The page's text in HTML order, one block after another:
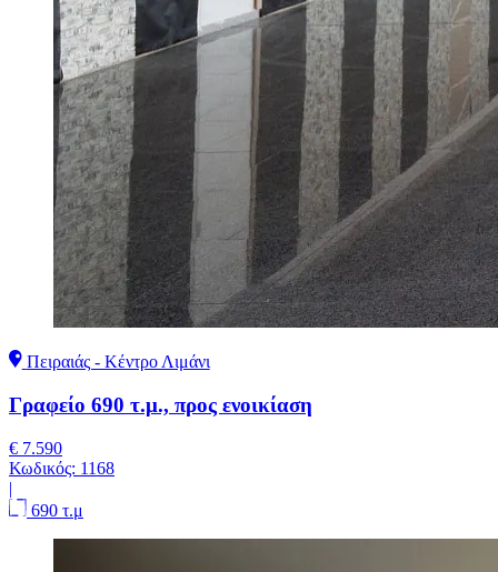
Πειραιάς - Κέντρο Λιμάνι
Γραφείο 690 τ.μ., προς ενοικίαση
€ 7.590
Κωδικός: 1168
|
690 τ.μ